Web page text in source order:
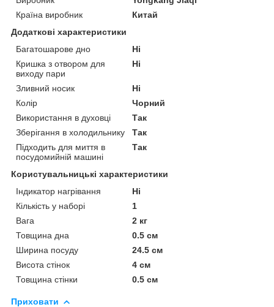
Країна виробник
Китай
Додаткові характеристики
Багатошарове дно
Ні
Кришка з отвором для
виходу пари
Ні
Зливний носик
Ні
Колір
Чорний
Використання в духовці
Так
Зберігання в холодильнику
Так
Підходить для миття в
посудомийній машині
Так
Користувальницькі характеристики
Індикатор нагрівання
Ні
Кількість у наборі
1
Вага
2 кг
Товщина дна
0.5 см
Ширина посуду
24.5 см
Висота стінок
4 см
Товщина стінки
0.5 см
Приховати